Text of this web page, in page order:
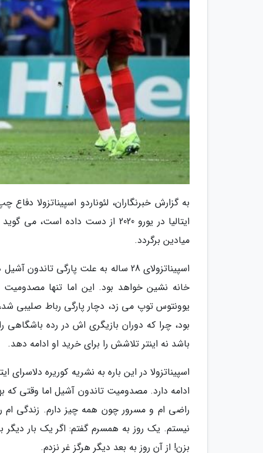
به گزارش خبرنگاران، لئوناردو اسپیناتزولا
ایتالیا در یورو 2020 از دست
میادین برگردد.
اسپیناتزولای 28 ساله به علت پارگی
یوونتوس توپ می زد، دچار پارگی رباط صلیبی
بود، چرا که دوران بازیگری اش در رده
باشد نه اینتر تلاشش را برای خرید او ادامه دهد.
اسپیناتزولا در این باره به نشریه کوریره
ادامه دارد. مصدومیت تاندون آشیل اما وقتی
راضی ام و مسرور چون همه چیز دارم. زندگی ام
نیستم. یک روز به همسرم گفتم: اگر یک بار
بزن! از آن روز به بعد دیگر هرگز غر نزدم.